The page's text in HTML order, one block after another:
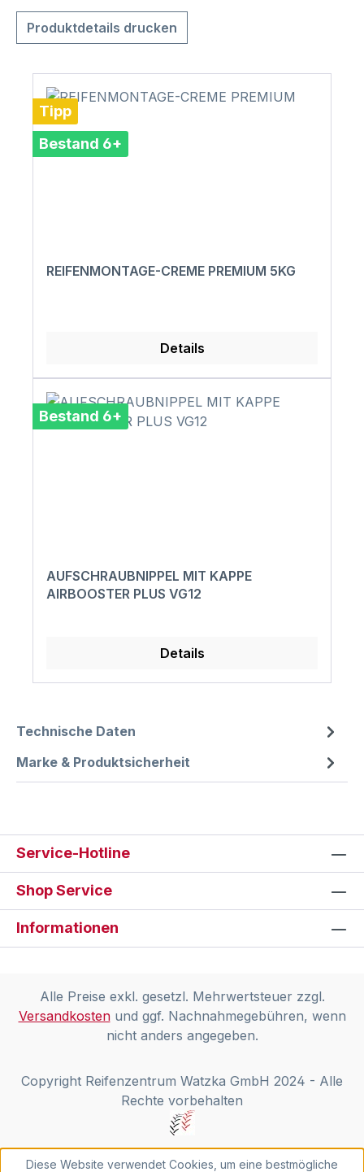
Produktdetails drucken
Tipp
Bestand 6+
REIFENMONTAGE-CREME PREMIUM 5KG
Details
Bestand 6+
AUFSCHRAUBNIPPEL MIT KAPPE
AIRBOOSTER PLUS VG12
Details
Technische Daten
Marke & Produktsicherheit
Service-Hotline
Shop Service
Informationen
Alle Preise exkl. gesetzl. Mehrwertsteuer zzgl.
Versandkostenund ggf. Nachnahmegebühren, wenn
nicht anders angegeben.
Copyright Reifenzentrum Watzka GmbH 2024 - Alle
Rechte vorbehalten
Diese Website verwendet Cookies, um eine bestmögliche